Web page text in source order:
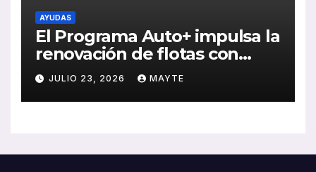
AYUDAS
El Programa Auto+ impulsa la
renovación de flotas con
ayudas a vehículos eléctricos
ligeros
JULIO 23, 2026 MAYTE